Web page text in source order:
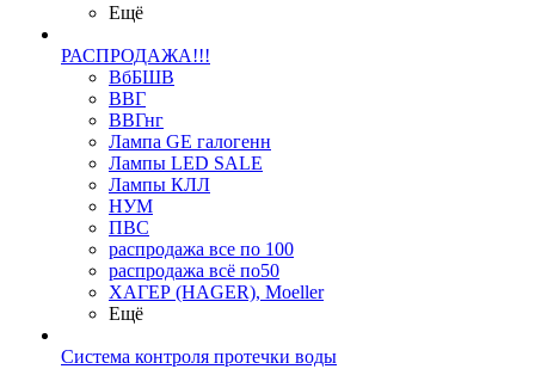
Ещё
РАСПРОДАЖА!!!
ВбБШВ
ВВГ
ВВГнг
Лампа GE галогенн
Лампы LED SALE
Лампы КЛЛ
НУМ
ПВС
распродажа все по 100
распродажа всё по50
ХАГЕР (HAGER), Moeller
Ещё
Система контроля протечки воды